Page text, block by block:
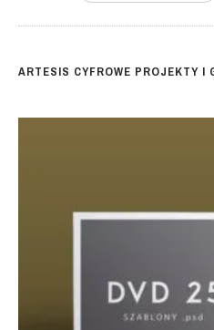
ARTESIS CYFROWE PROJEKTY I